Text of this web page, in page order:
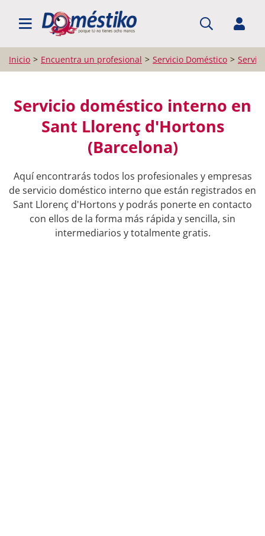
BUSCAR PROFESIONALES
Inicio Encuentra un profesional Servicio Doméstico
Servicio doméstico interno en
Sant Llorenç d'Hortons
(Barcelona)
Aquí encontrarás todos los profesionales y empresas
de servicio doméstico interno que están registrados en
Sant Llorenç d'Hortons y podrás ponerte en contacto
con ellos de la forma más rápida y sencilla, sin
intermediarios y totalmente gratis.